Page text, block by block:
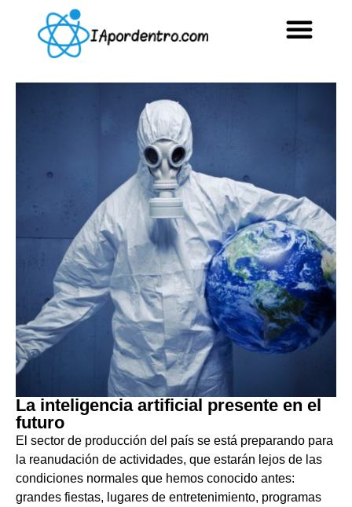
La inteligencia artificial presente en el
futuro
El sector de producción del país se está preparando para
la reanudación de actividades, que estarán lejos de las
condiciones normales que hemos conocido antes:
grandes fiestas, lugares de entretenimiento, programas